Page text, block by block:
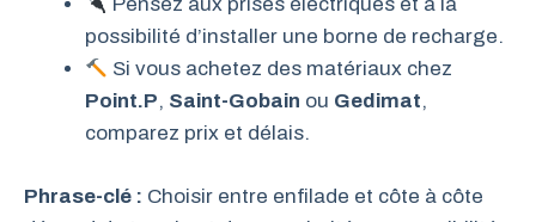
Pensez aux prises électriques et à la
possibilité d’installer une borne de recharge.
Si vous achetez des matériaux chez
Point.P, Saint-Gobain ou Gedimat,
comparez prix et délais.
Phrase-clé : Choisir entre enfilade et côte à côte